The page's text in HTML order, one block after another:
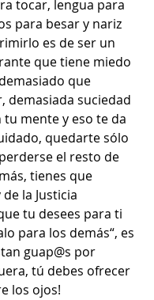
tocar, lengua para
para besar y nariz
es de ser un
que tiene miedo
que
demasiada suciedad
mente y eso te da
quedarte sólo
el resto de
tienes que
la Justicia
tu desees para ti
para los demás“, es
guap@s por
tú debes ofrecer
los ojos!